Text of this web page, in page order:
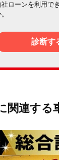
社ローンを利用で
診断す
関連する